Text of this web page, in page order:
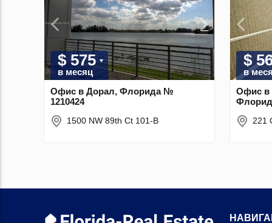
$ 575
в месяц
Офис в Дорал, Флорида №
1210424
1500 NW 89th Ct 101-B
$
в
Офис в
221